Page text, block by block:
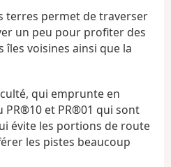
terres permet de traverser
un peu pour profiter des
îles voisines ainsi que la
qui emprunte en
et PR®01 qui sont
évite les portions de route
les pistes beaucoup